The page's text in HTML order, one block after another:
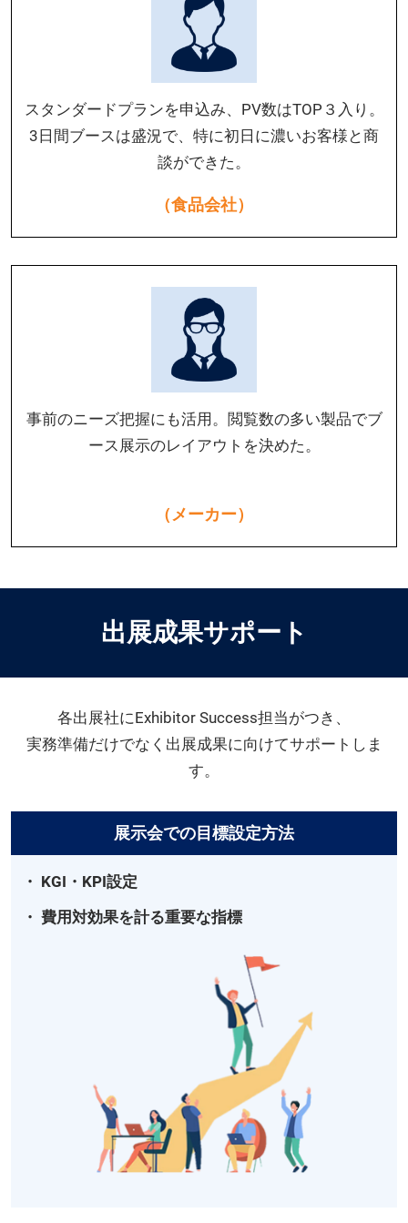
スタンダードプランを申込み、PV数はTOP３入り。
3日間ブースは盛況で、特に初日に濃いお客様と商
談ができた。
（食品会社）
事前のニーズ把握にも活用。閲覧数の多い製品でブ
ース展示のレイアウトを決めた。
（メーカー）
出展成果サポート
各出展社にExhibitor Success担当がつき、
実務準備だけでなく出展成果に向けてサポートしま
す。
展示会での目標設定方法
・ KGI・KPI設定
・ 費用対効果を計る重要な指標